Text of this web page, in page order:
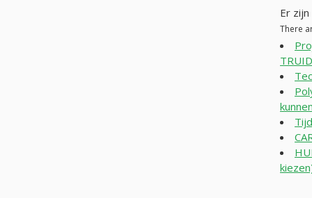
Er
There